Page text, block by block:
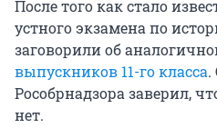
После того как стало
устного экзамена по
заговорили об
выпускников 11-го класса.
Рособрнадзора заверил,
нет.